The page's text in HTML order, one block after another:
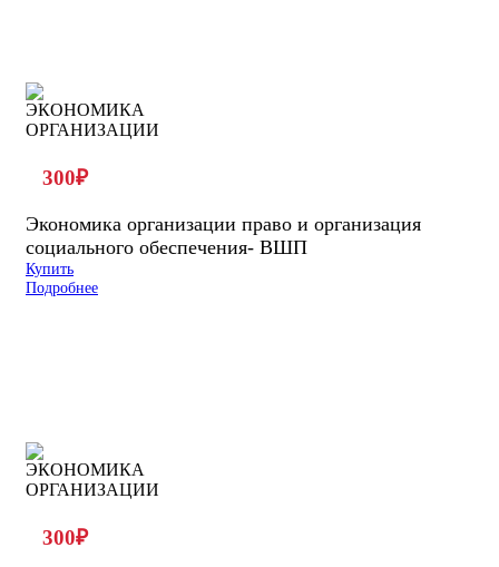
300₽
Экономика организации право и организация
социального обеспечения- ВШП
Купить
Подробнее
300₽